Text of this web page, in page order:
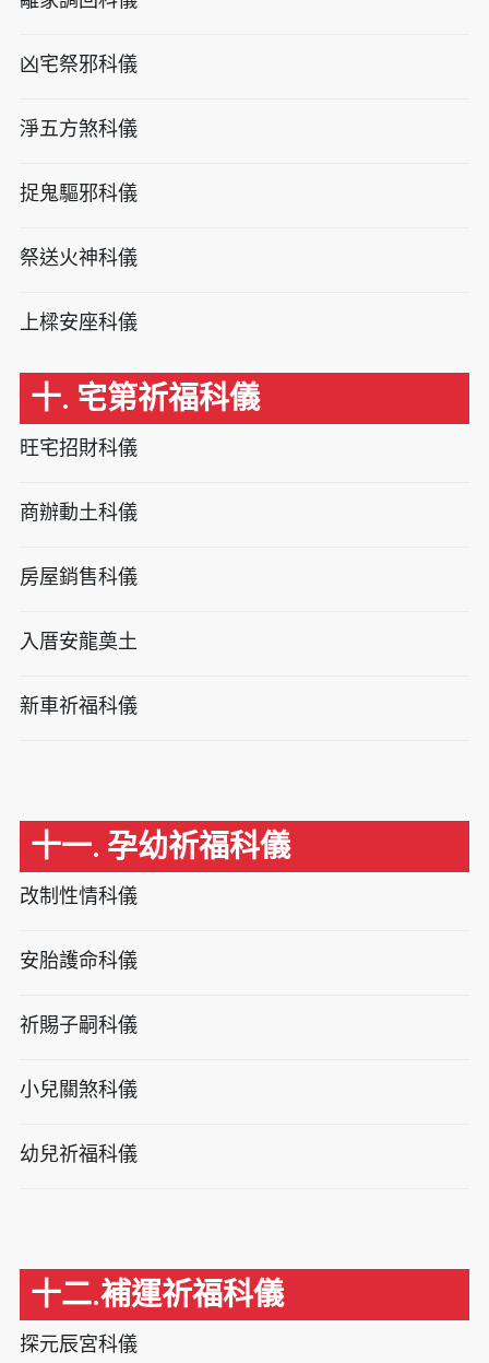
凶宅祭邪科儀
淨五方煞科儀
捉鬼驅邪科儀
祭送火神科儀
上樑安座科儀
十. 宅第祈福科儀
旺宅招財科儀
商辦動土科儀
房屋銷售科儀
入厝安龍奠土
新車祈福科儀
十一. 孕幼祈福科儀
改制性情科儀
安胎護命科儀
祈賜子嗣科儀
小兒關煞科儀
幼兒祈福科儀
十二.補運祈福科儀
探元辰宮科儀